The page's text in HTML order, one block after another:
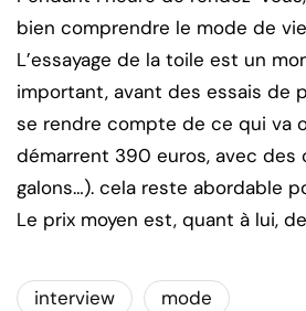
bien comprendre le mode de
L’essayage de la toile est un
important, avant des essais de
se rendre compte de ce qui va
démarrent 390 euros, avec des
galons…). cela reste abordable
Le prix moyen est, quant à lui,
interview mode